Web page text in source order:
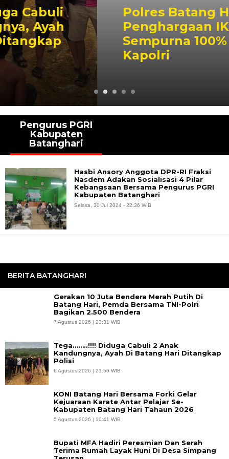
Polres Batang Hari Borong
Penghargaan IKPA
Sempurna 100% Dari
Kapolri
BERITA BATANGHARI
Gerakan 10 Juta Bendera Merah Putih Di
Batang Hari, Pemda Bersama TNI-Polri
Bagikan 2.500 Bendera
7 Agustus 2026 | 23:31 WIB
Tega……..!!!! Diduga Cabuli 2 Anak
Kandungnya, Ayah Di Batang Hari Ditangkap
Polisi
6 Agustus 2026 | 21:56 WIB
KONI Batang Hari Bersama Forki Gelar
Kejuaraan Karate Antar Pelajar Se-
Kabupaten Batang Hari Tahaun 2026
5 Agustus 2026 | 10:41 WIB
Bupati MFA Hadiri Peresmian Dan Serah
Terima Rumah Layak Huni Di Desa Simpang
Pengurus PGRI
Kabupaten
Batanghari
Hasbi Ansory Anggota DPR-RI Fraksi
Nasdem Adakan Sosialisasi 4 Pilar
Kebangsaan Bersama Pengurus PGRI
Kabupaten Batanghari
Selasa, 30 Jul 2024 - 22:36 WIB